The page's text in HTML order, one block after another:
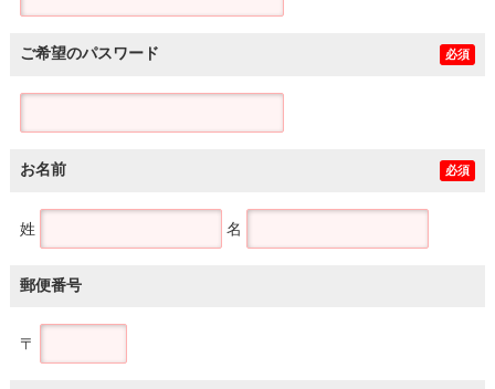
ご希望のパスワード 必須
お名前 必須
姓 名
郵便番号
〒